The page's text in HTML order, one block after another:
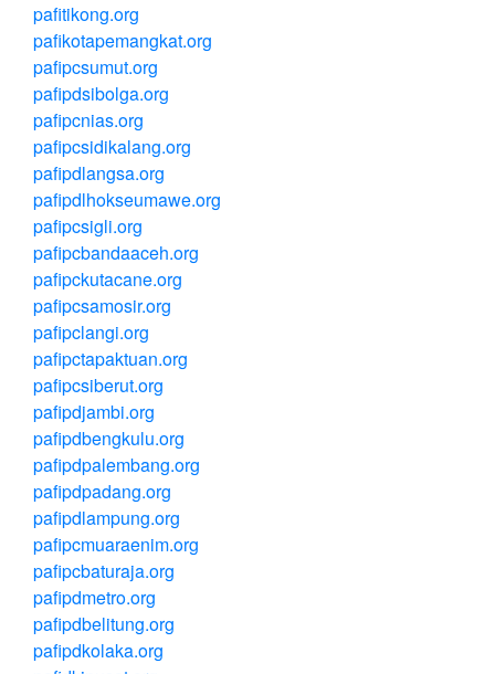
pafitikong.org
pafikotapemangkat.org
pafipcsumut.org
pafipdsibolga.org
pafipcnias.org
pafipcsidikalang.org
pafipdlangsa.org
pafipdlhokseumawe.org
pafipcsigli.org
pafipcbandaaceh.org
pafipckutacane.org
pafipcsamosir.org
pafipclangi.org
pafipctapaktuan.org
pafipcsiberut.org
pafipdjambi.org
pafipdbengkulu.org
pafipdpalembang.org
pafipdpadang.org
pafipdlampung.org
pafipcmuaraenim.org
pafipcbaturaja.org
pafipdmetro.org
pafipdbelitung.org
pafipdkolaka.org